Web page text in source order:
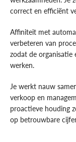
correct en efficiënt
Affiniteit met
verbeteren van
zodat de organisatie
werken.
Je werkt nauw
verkoop en
proactieve houding
op betrouwbare